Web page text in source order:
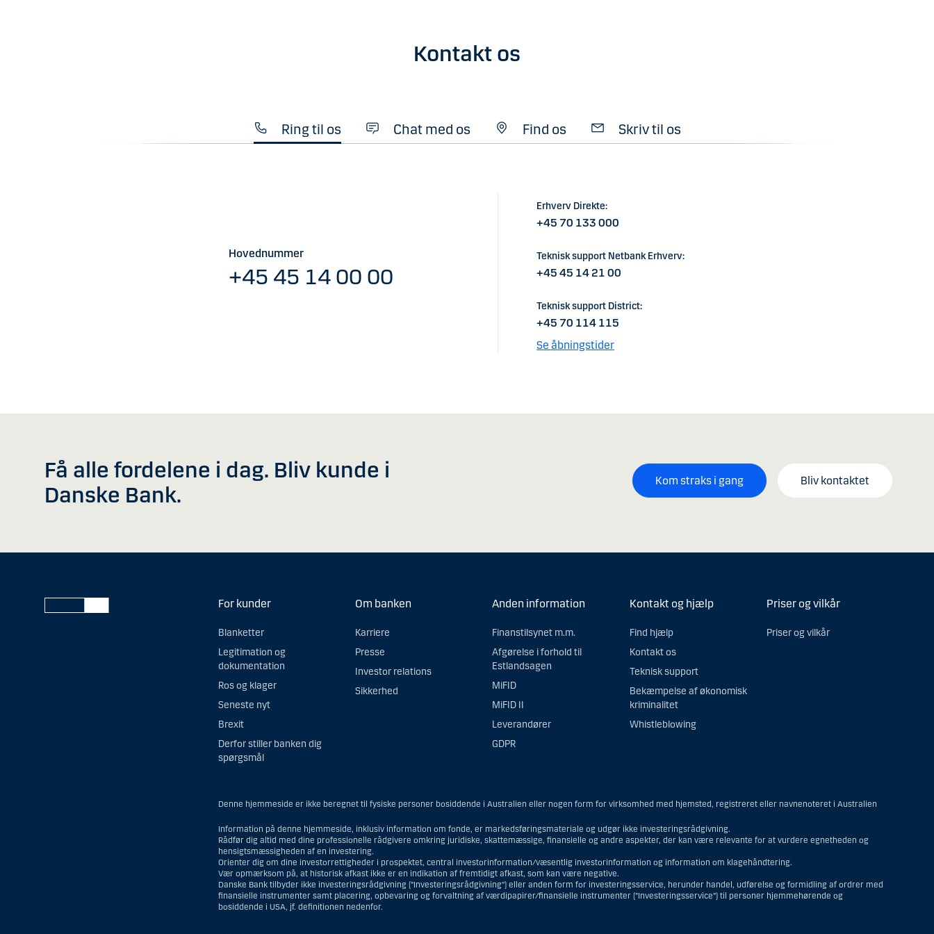
Kontakt os
Ring til os Chat med os Find os Skriv til os
Hovednummer
+45 45 14 00 00
Erhverv Direkte:
+45 70 133 000
Teknisk support Netbank Erhverv:
+45 45 14 21 00
Teknisk support District:
+45 70 114 115
Se åbningstider
Få alle fordelene i dag. Bliv kunde i
Danske Bank.
Kom straks i gang Bliv kontaktet
For kunder
Blanketter
Legitimation og
dokumentation
Ros og klager
Seneste nyt
Brexit
Derfor stiller banken dig
spørgsmål
Om banken
Karriere
Presse
Investor relations
Sikkerhed
Anden information
Finanstilsynet m.m.
Afgørelse i forhold til
Estlandsagen
MiFID
MiFID II
Leverandører
GDPR
Kontakt og hjælp
Find hjælp
Kontakt os
Teknisk support
Bekæmpelse af økonomisk
kriminalitet
Whistleblowing
Priser og vilkår
Priser og vilkår
Denne hjemmeside er ikke beregnet til fysiske personer bosiddende i Australien eller nogen form for virksomhed med hjemsted, registreret eller navnenoteret i Australien
Information på denne hjemmeside, inklusiv information om fonde, er markedsføringsmateriale og udgør ikke investeringsrådgivning.
Rådfør dig altid med dine professionelle rådgivere omkring juridiske, skattemæssige, finansielle og andre aspekter, der kan være relevante for at vurdere egnetheden og
hensigtsmæssigheden af en investering.
Orienter dig om dine investorrettigheder i prospektet, central investorinformation/væsentlig investorinformation og information om klagehåndtering.
Vær opmærksom på, at historisk afkast ikke er en indikation af fremtidigt afkast, som kan være negative.
Danske Bank tilbyder ikke investeringsrådgivning (”Investeringsrådgivning”) eller anden form for investeringsservice, herunder handel, udførelse og formidling af ordrer med
finansielle instrumenter samt placering, opbevaring og forvaltning af værdipapirer/finansielle instrumenter (”Investeringsservice”) til personer hjemmehørende og
bosiddende i USA, jf. definitionen nedenfor.